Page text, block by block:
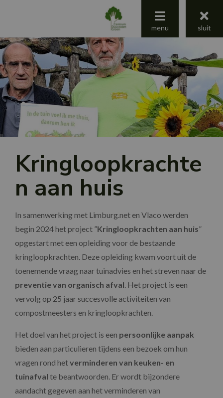
Centrum Duurzaam Groen
Jaaroverzicht 2025
menu
menu sluit
Kringloopkrachte
n aan huis
In samenwerking met Limburg.net en Vlaco werden
begin 2024 het project ”Kringloopkrachten aan huis”
opgestart met een opleiding voor de bestaande
kringloopkrachten. Deze opleiding kwam voort uit de
toenemende vraag naar tuinadvies en het streven naar de
preventie van organisch afval. Het project is een
vervolg op 25 jaar succesvolle activiteiten van
compostmeesters en kringloopkrachten.
Het doel van het project is een persoonlijke aanpak
bieden aan particulieren tijdens een bezoek om hun
vragen rond hetverminderen van keuken- en
tuinafval te beantwoorden. Er wordt bijzondere
aandacht gegeven aan het verminderen van